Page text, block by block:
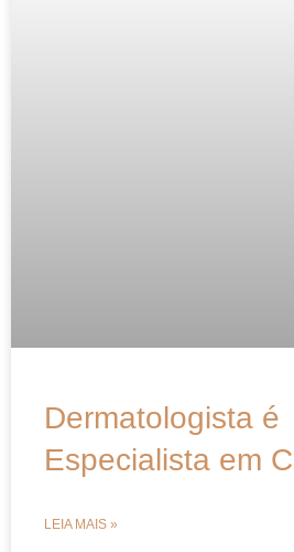
Dermatologista é
Especialista em
LEIA MAIS »